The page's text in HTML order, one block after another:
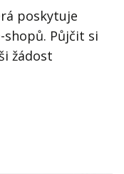
poskytuje
Půjčit si
žádost